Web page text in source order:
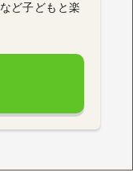
ど子どもと楽